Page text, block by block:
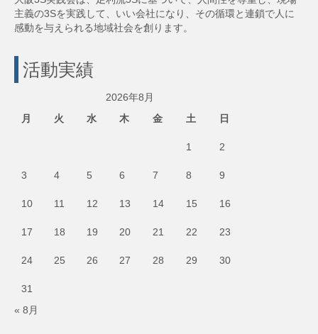
主義の3Sを実践して、いい会社になり、その循環と連鎖で人に
感動を与えられる地域社会を創ります。
活動実績
2026年8月
月
火 水 木 金 土 日
1 2
3 4 5 6 7 8 9
10 11 12 13 14 15 16
17 18 19 20 21 22 23
24 25 26 27 28 29 30
31
« 8月